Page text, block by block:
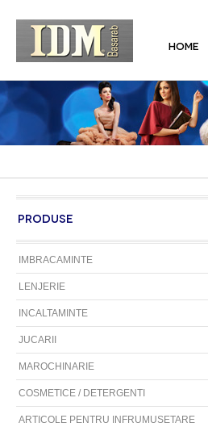
HOME
PRODUSE
IMBRACAMINTE
LENJERIE
INCALTAMINTE
JUCARII
MAROCHINARIE
COSMETICE / DETERGENTI
ARTICOLE PENTRU INFRUMUSETARE